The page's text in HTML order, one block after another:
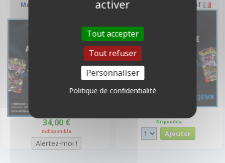
Mercredi 8 Juillet 19h -
34,00 €
Indisponible
Juillet 19h - Oberkampf
Disponible
activer
Tout accepter
Tout refuser
Personnaliser
Politique de confidentialité